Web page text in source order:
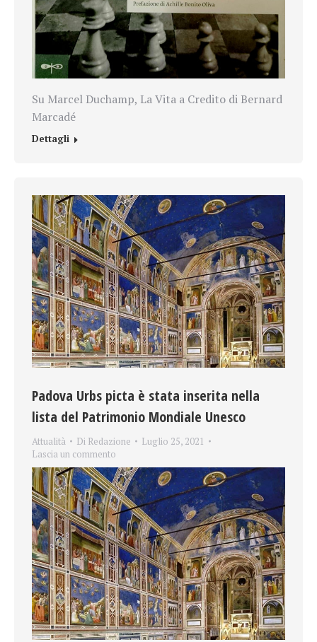
Su Marcel Duchamp, La Vita a Credito di Bernard
Marcadé
Dettagli
Padova Urbs picta è stata inserita nella
lista del Patrimonio Mondiale Unesco
Attualità Di Redazione
Luglio 25, 2021
Lascia un commento